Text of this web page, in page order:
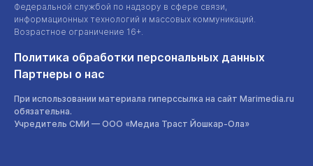
Федеральной службой по надзору в сфере связи,
информационных технологий и массовых коммуникаций.
Возрастное ограничение 16+.
Политика обработки персональных данных
Партнеры о нас
При использовании материала гиперссылка на сайт Marimedia.ru
обязательна.
Учредитель СМИ — ООО «Медиа Траст Йошкар-Ола»